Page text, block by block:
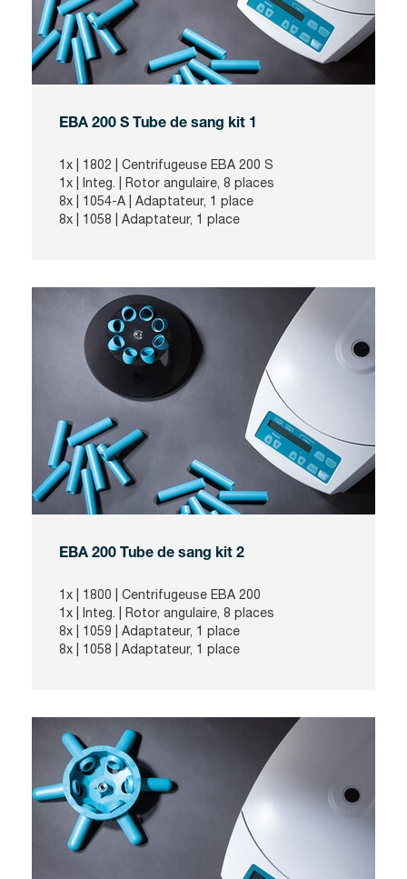
EBA 200 S Tube de sang kit 1
1x | 1802
| Centrifugeuse EBA 200 S
1x | Integ. | Rotor angulaire, 8 places
8x | 1054-A
| Adaptateur, 1 place
8x | 1058 | Adaptateur, 1 place
EBA 200 Tube de sang kit 2
1x | 1800
| Centrifugeuse EBA 200
1x | Integ. | Rotor angulaire, 8 places
8x | 1059
| Adaptateur, 1 place
8x | 1058 | Adaptateur, 1 place